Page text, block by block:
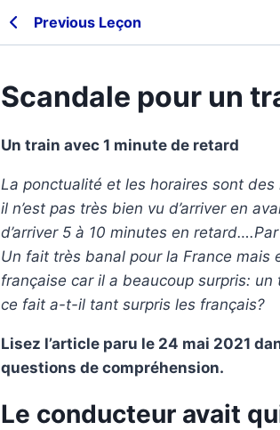
Previous Leçon
Scandale pour un
Un train avec 1 minute de retard
La ponctualité et les horaires sont des
il n’est pas très bien vu d’arriver en
d’arriver 5 à 10 minutes en
Un fait très banal pour la France mais
française car il a beaucoup surpris:
ce fait a-t-il tant surpris les français?
Lisez l’article paru le 24 mai 2021
questions de compréhension.
Le conducteur avait